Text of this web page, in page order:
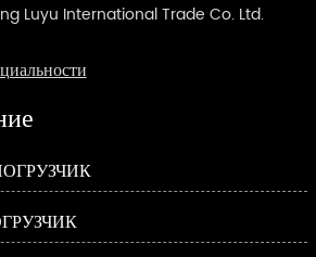
Luyu International Trade Co. Ltd.